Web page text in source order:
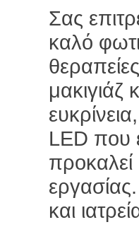
Σας
καλό
LED που
και